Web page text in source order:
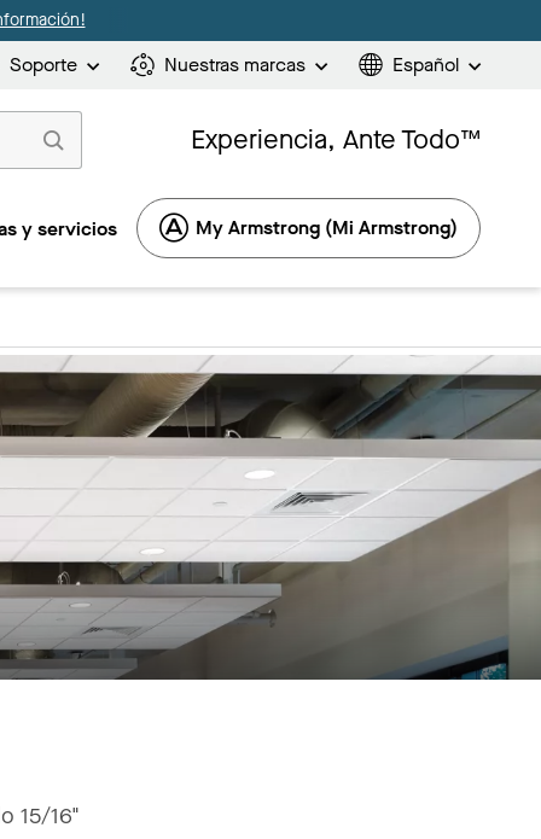
Soporte Nuestras marcas Español
Experiencia, Ante Todo™
y servicios My Armstrong (Mi Armstrong)
15/16"